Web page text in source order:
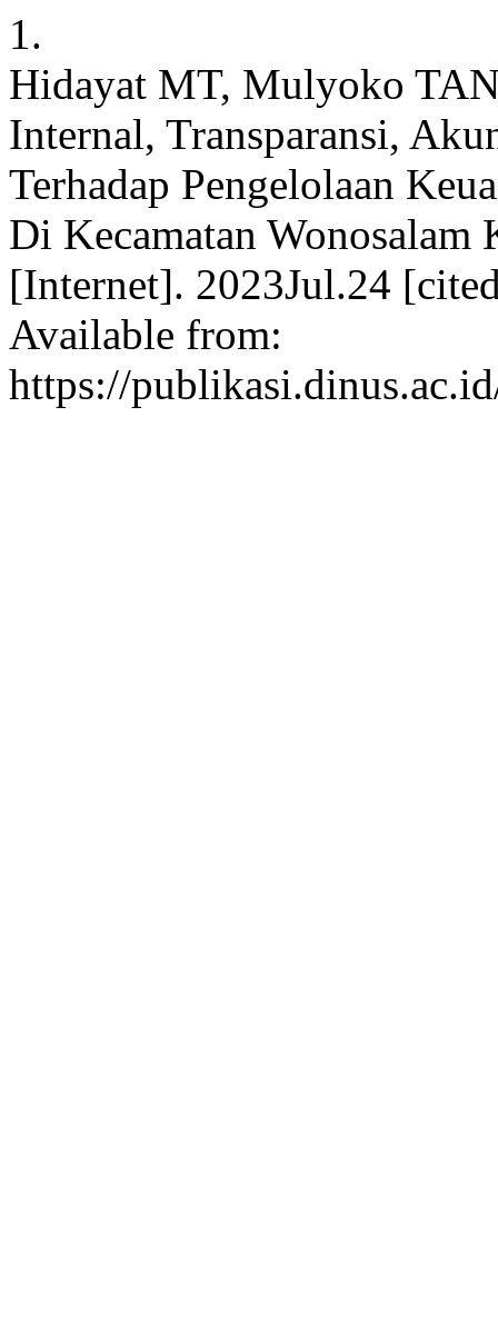
1.
Hidayat MT, Mulyoko
Internal, Transparansi,
Terhadap Pengelolaan
Di Kecamatan Wonosalam
[Internet]. 2023Jul.24
Available from:
https://